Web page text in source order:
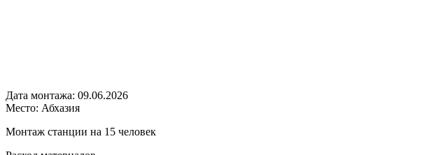
Дата монтажа: 09.06.2026
Место: Абхазия
Монтаж станции на 15 человек